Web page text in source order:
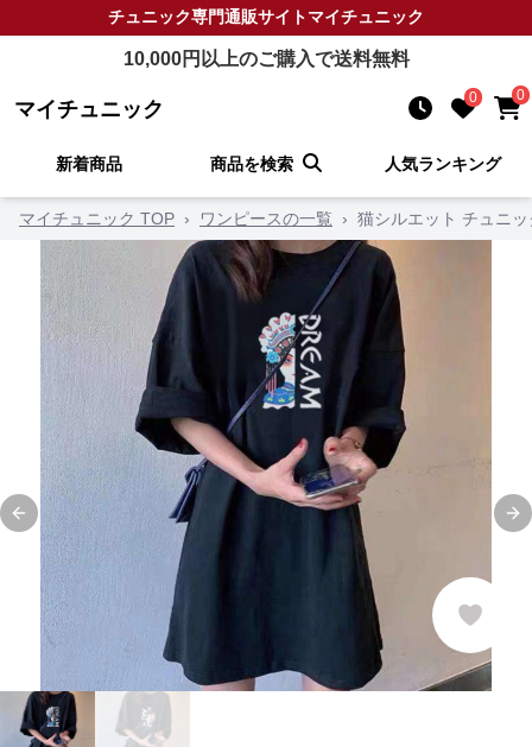
チュニック専門通販サイトマイチュニック
10,000円以上のご購入で送料無料
マイチュニック 0 0
新着商品 商品を検索 人気ランキング
マイチュニック TOP › ワンピースの一覧 › 猫シルエット チュニ
Previous slide